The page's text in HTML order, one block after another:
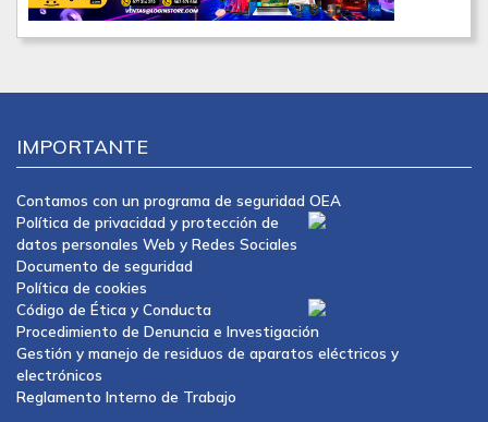
IMPORTANTE
Contamos con un programa de seguridad OEA
Política de privacidad y protección de
datos personales Web y Redes Sociales
Documento de seguridad
Política de cookies
Código de Ética y Conducta
Procedimiento de Denuncia e Investigación
Gestión y manejo de residuos de aparatos eléctricos y
electrónicos
Reglamento Interno de Trabajo